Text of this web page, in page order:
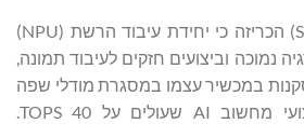
VeriSilicon ‏(688521.SH) הכריזה כי יחידת עיבוד הרשת (NPU)
נמוכה וביצועים חזקים לעיבוד תמונה,
במכשיר עצמו במסגרת מודלי שפה
גדולים (LLM) עם ביצועי מחשוב AI שעולים על 40 TOPS.